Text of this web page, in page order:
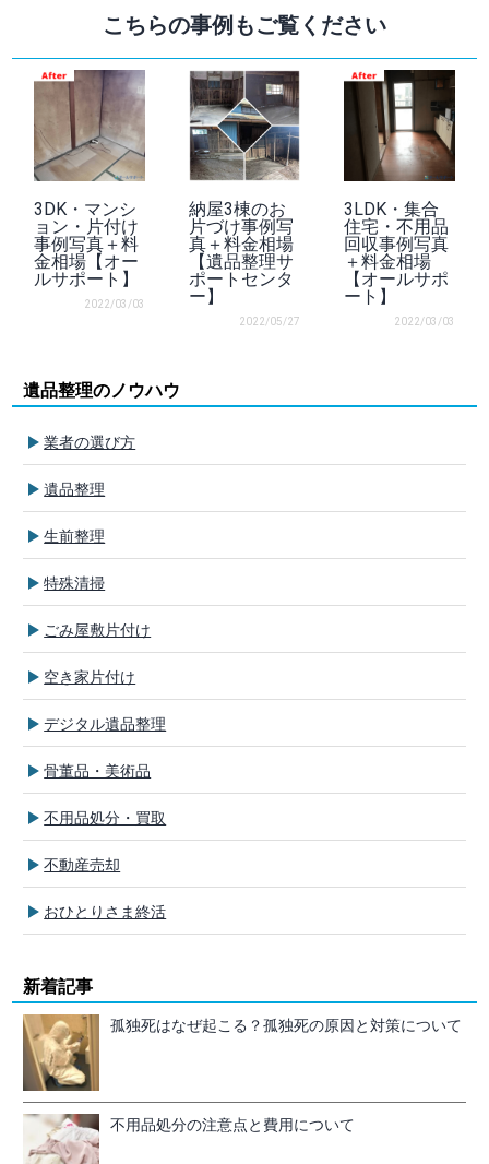
こちらの事例もご覧ください
3DK・マンシ
ョン・片付け
事例写真＋料
金相場【オー
ルサポート】
2022/03/03
納屋3棟のお
片づけ事例写
真＋料金相場
【遺品整理サ
ポートセンタ
ー】
2022/05/27
3LDK・集合
住宅・不用品
回収事例写真
＋料金相場
【オールサポ
ート】
2022/03/03
遺品整理のノウハウ
業者の選び方
遺品整理
生前整理
特殊清掃
ごみ屋敷片付け
空き家片付け
デジタル遺品整理
骨董品・美術品
不用品処分・買取
不動産売却
おひとりさま終活
新着記事
孤独死はなぜ起こる？孤独死の原因と対策について
不用品処分の注意点と費用について